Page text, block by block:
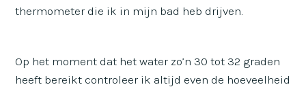
thermometer die ik in mijn bad heb drijven.
Op het moment dat het water zo’n 30 tot 32 graden
heeft bereikt controleer ik altijd even de hoeveelheid